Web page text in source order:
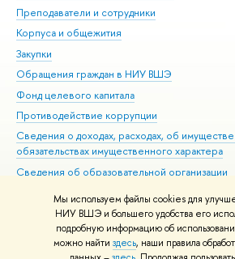
Мы используем файлы cookies для
НИУ ВШЭ и большего удобства его
подробную информацию об
можно найти здесь, наши правила
Преподаватели и сотрудники
Корпуса и общежития
Закупки
Обращения граждан в НИУ ВШЭ
Фонд целевого капитала
Противодействие коррупции
Сведения о доходах, расходах, об
обязательствах имущественного характера
Сведения об образовательной организации
Людям с ограниченными возможностями
Единая платежная страница
Работа в Вышке